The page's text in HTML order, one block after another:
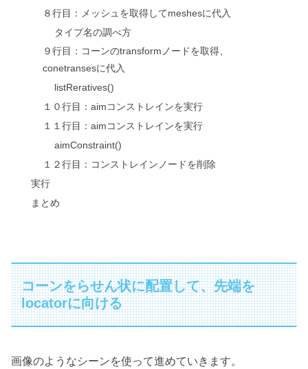
８行目：メッシュを取得してmeshesに代入
タイプ名の調べ方
９行目：コーンのtransformノードを取得、
conetransesに代入
listReratives()
１０行目：aimコンストレインを実行
１１行目：aimコンストレインを実行
aimConstraint()
１２行目：コンストレインノードを削除
実行
まとめ
コーンをらせん状に配置して、先端を
locatorに向ける
画像のようなシーンを使って進めていきます。